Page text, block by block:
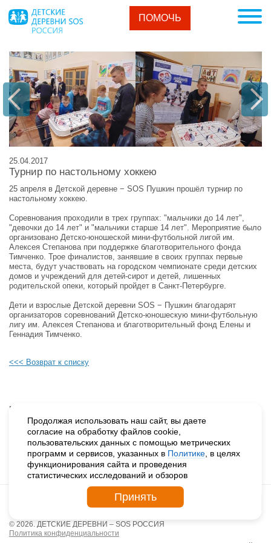
ПОМОЧЬ
25.04.2017
Турнир по настольному хоккею
25 апреля в Детской деревне − SOS Пушкин прошёл турнир по
настольному хоккею.
Соревнования проходили в трех группах: "мальчики до 14 лет",
"девочки до 14 лет" и "мальчики старше 14 лет". Мероприятие было
организовано Детско-юношеской мини-футбольной лигой им.
Алексея Степанова при поддержке благотворительного фонда
Тимченко. Трое финалистов, занявшие в своих группах первые
места, будут участвовать на городском чемпионате среди детских
домов и учреждений для детей-сирот и детей, лишенных
родительской опеки, который пройдет в Санкт-Петербурге.
Дети и взрослые Детской деревни SOS − Пушкин благодарят
организаторов соревнований Детско-юношескую мини-футбольную
лигу им. Алексея Степанова и благотворительный фонд Елены и
Геннадия Тимченко.
<<< Возврат к списку
Будьте в курсе наших событий, подпишитесь на новости и акции
Нажимая на кнопку «Подписаться», вы даете согласие на
обработку персональных данных.
© 2026. ДЕТСКИЕ ДЕРЕВНИ – SOS РОССИЯ
Политика конфиденциальности
Продолжая использовать наш сайт, вы даете
согласие на обработку файлов cookie,
пользовательских данных с помощью метрических
программ и сервисов, указанных в Политике, в целях
функционирования сайта и проведения
статистических исследований и обзоров
Принять